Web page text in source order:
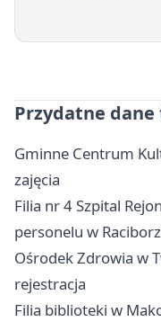
Przydatne
Gminne Centrum
zajęcia
Filia nr 4 Szpital
personelu w
Ośrodek Zdrowia w
rejestracja
Filia biblioteki w